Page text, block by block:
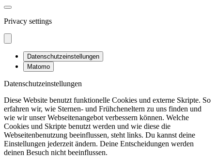
Privacy settings
Datenschutzeinstellungen
Matomo
Datenschutzeinstellungen
Diese Website benutzt funktionelle Cookies und externe Skripte. So
erfahren wir, wie Sternen- und Frühcheneltern zu uns finden und
wie wir unser Webseitenangebot verbessern können. Welche
Cookies und Skripte benutzt werden und wie diese die
Webseitenbenutzung beeinflussen, steht links. Du kannst deine
Einstellungen jederzeit ändern. Deine Entscheidungen werden
deinen Besuch nicht beeinflussen.